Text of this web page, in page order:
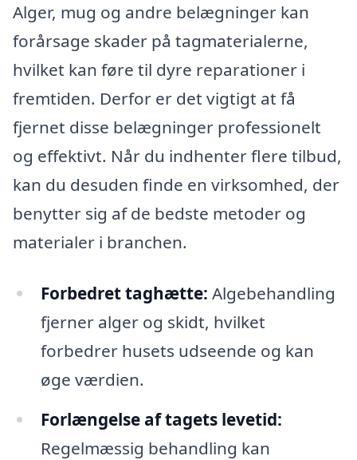
Alger, mug og andre belægninger kan
forårsage skader på tagmaterialerne,
hvilket kan føre til dyre reparationer i
fremtiden. Derfor er det vigtigt at få
fjernet disse belægninger professionelt
og effektivt. Når du indhenter flere tilbud,
kan du desuden finde en virksomhed, der
benytter sig af de bedste metoder og
materialer i branchen.
Forbedret taghætte: Algebehandling
fjerner alger og skidt, hvilket
forbedrer husets udseende og kan
øge værdien.
Forlængelse af tagets levetid:
Regelmæssig behandling kan